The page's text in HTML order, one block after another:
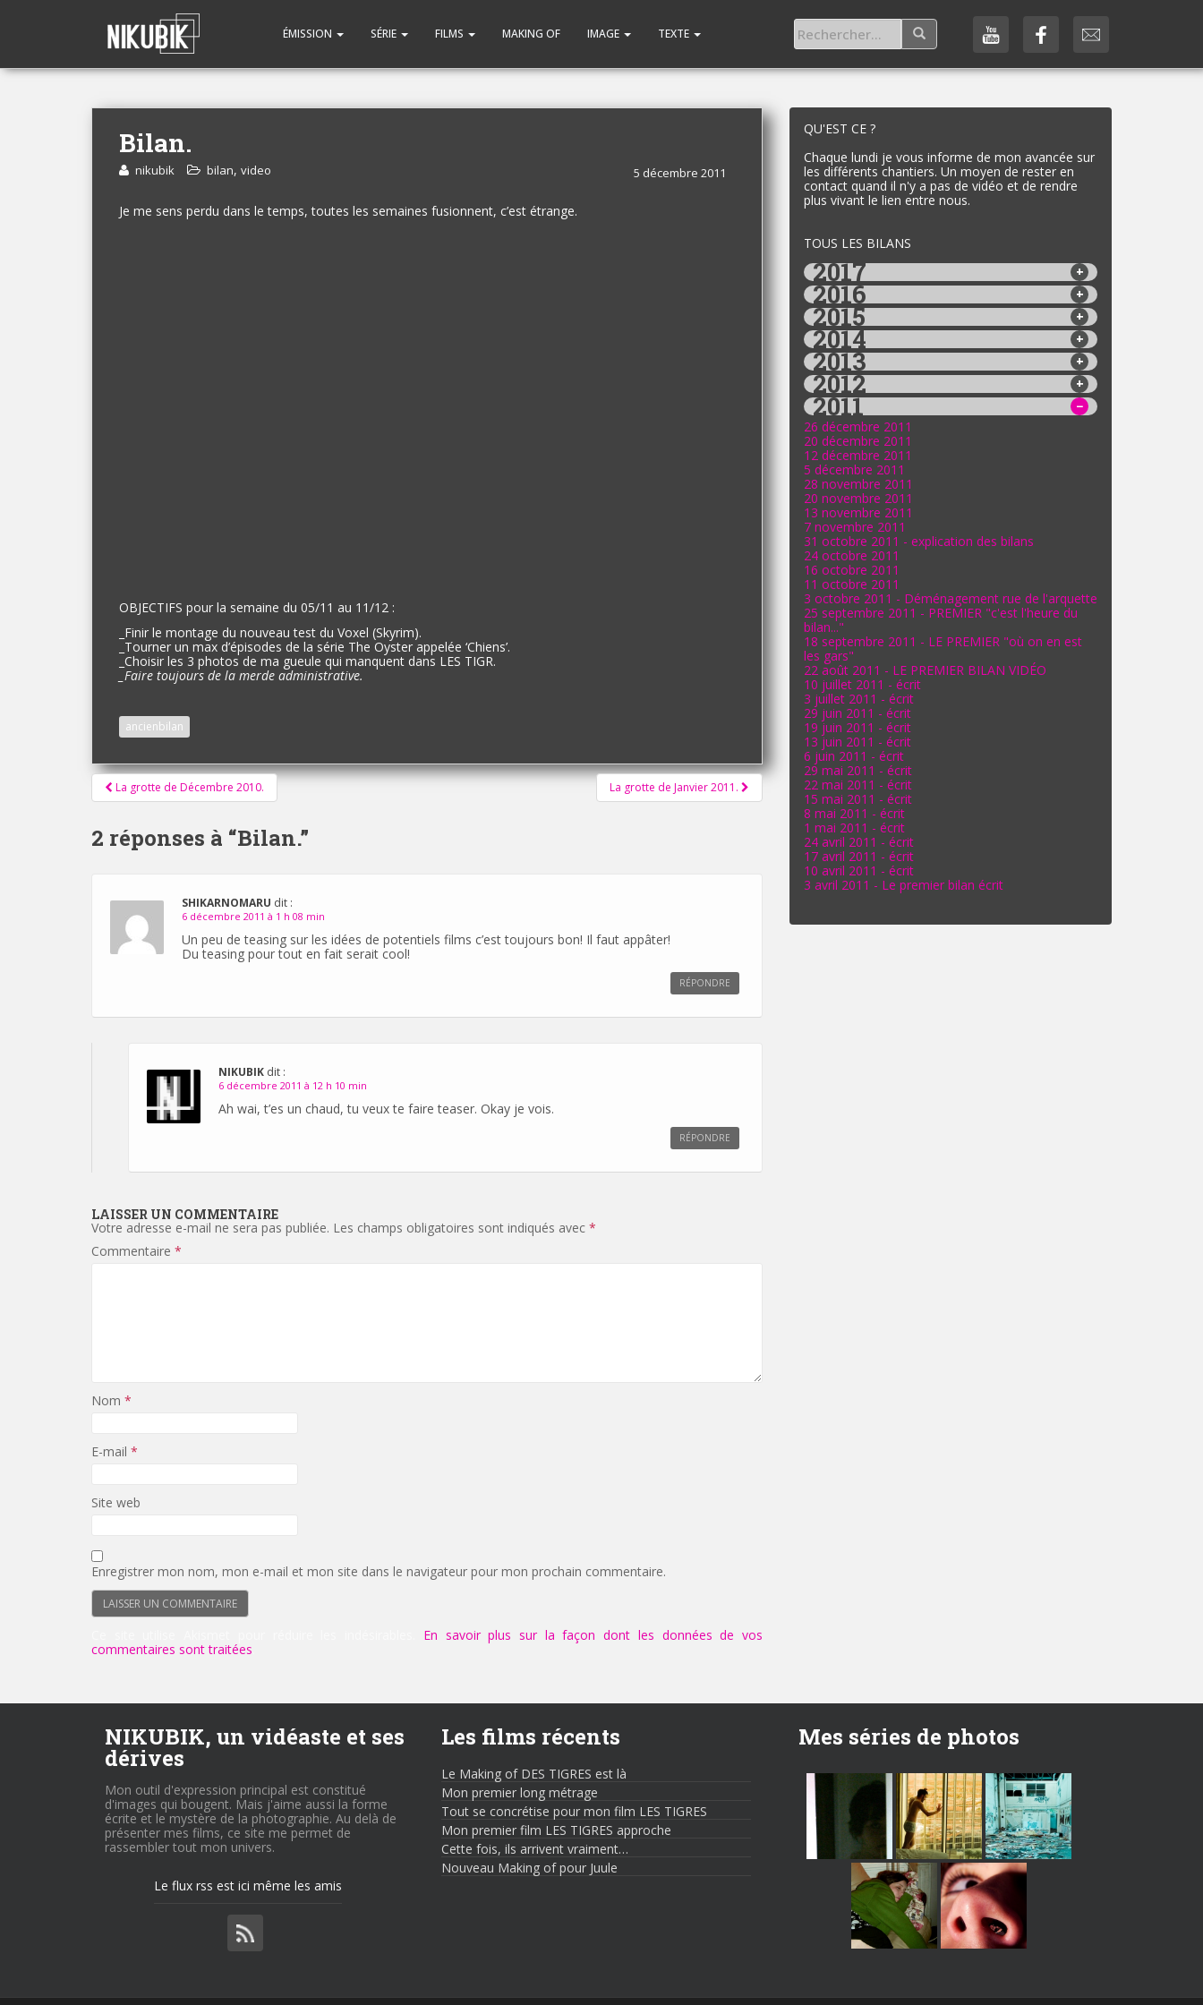
ÉMISSION SÉRIE FILMS MAKING OF IMAGE TEXTE
Bilan.
5 décembre 2011
nikubik bilan, video
Je me sens perdu dans le temps, toutes les semaines fusionnent, c’est étrange.
OBJECTIFS pour la semaine du 05/11 au 11/12 :
_Finir le montage du nouveau test du Voxel (Skyrim).
_Tourner un max d’épisodes de la série The Oyster appelée ‘Chiens’.
_Choisir les 3 photos de ma gueule qui manquent dans LES TIGR.
_Faire toujours de la merde administrative.
ancienbilan
Pagination
d'article
La grotte de Décembre 2010. La grotte de Janvier 2011.
2 réponses à “Bilan.”
SHIKARNOMARU dit :
6 décembre 2011 à 1 h 08 min
Un peu de teasing sur les idées de potentiels films c’est toujours bon! Il faut appâter!
Du teasing pour tout en fait serait cool!
RÉPONDRE
NIKUBIK dit :
6 décembre 2011 à 12 h 10 min
Ah wai, t’es un chaud, tu veux te faire teaser. Okay je vois.
RÉPONDRE
LAISSER UN COMMENTAIRE
Votre adresse e-mail ne sera pas publiée. Les champs obligatoires sont indiqués avec *
Commentaire *
Nom *
E-mail *
Site web
Enregistrer mon nom, mon e-mail et mon site dans le navigateur pour mon prochain commentaire.
En savoir plus sur la façon dont les données de vos
commentaires sont traitées
QU'EST CE ?
Chaque lundi je vous informe de mon avancée sur
les différents chantiers. Un moyen de rester en
contact quand il n'y a pas de vidéo et de rendre
plus vivant le lien entre nous.
TOUS LES BILANS
2017
2016
2015
2014
2013
2012
2011
26 décembre 2011
20 décembre 2011
12 décembre 2011
5 décembre 2011
28 novembre 2011
20 novembre 2011
13 novembre 2011
7 novembre 2011
31 octobre 2011 - explication des bilans
24 octobre 2011
16 octobre 2011
11 octobre 2011
3 octobre 2011 - Déménagement rue de l'arquette
25 septembre 2011 - PREMIER "c'est l'heure du
bilan..."
18 septembre 2011 - LE PREMIER "où on en est
les gars"
22 août 2011 - LE PREMIER BILAN VIDÉO
10 juillet 2011 - écrit
3 juillet 2011 - écrit
29 juin 2011 - écrit
19 juin 2011 - écrit
13 juin 2011 - écrit
6 juin 2011 - écrit
29 mai 2011 - écrit
22 mai 2011 - écrit
15 mai 2011 - écrit
8 mai 2011 - écrit
1 mai 2011 - écrit
24 avril 2011 - écrit
17 avril 2011 - écrit
10 avril 2011 - écrit
3 avril 2011 - Le premier bilan écrit
NIKUBIK, un vidéaste et ses
dérives
Mon outil d'expression principal est constitué
d'images qui bougent. Mais j'aime aussi la forme
écrite et le mystère de la photographie. Au delà de
présenter mes films, ce site me permet de
rassembler tout mon univers.
Le flux rss est ici même les amis
Les films récents
Le Making of DES TIGRES est là
Mon premier long métrage
Tout se concrétise pour mon film LES TIGRES
Mon premier film LES TIGRES approche
Cette fois, ils arrivent vraiment…
Nouveau Making of pour Juule
Mes séries de photos